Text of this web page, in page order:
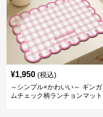
¥1,950 (税込)
～シンプル×かわいい～ ギンガ
ムチェック柄ランチョンマット